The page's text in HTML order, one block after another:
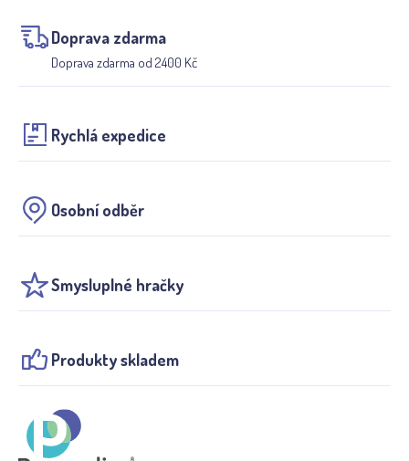
Doprava zdarma
Doprava zdarma od 2400 Kč
Rychlá expedice
Osobní odběr
Smysluplné hračky
Produkty skladem